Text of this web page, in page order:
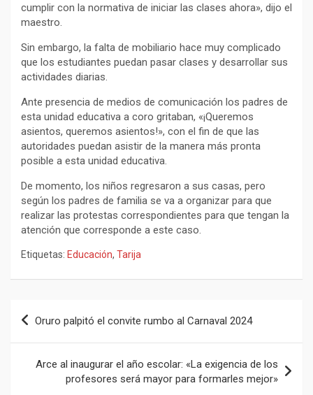
cumplir con la normativa de iniciar las clases ahora», dijo el
maestro.
Sin embargo, la falta de mobiliario hace muy complicado
que los estudiantes puedan pasar clases y desarrollar sus
actividades diarias.
Ante presencia de medios de comunicación los padres de
esta unidad educativa a coro gritaban, «¡Queremos
asientos, queremos asientos!», con el fin de que las
autoridades puedan asistir de la manera más pronta
posible a esta unidad educativa.
De momento, los niños regresaron a sus casas, pero
según los padres de familia se va a organizar para que
realizar las protestas correspondientes para que tengan la
atención que corresponde a este caso.
Etiquetas: Educación, Tarija
Navegación
entradas
Oruro palpitó el convite rumbo al Carnaval 2024
Arce al inaugurar el año escolar: «La exigencia de los
profesores será mayor para formarles mejor»